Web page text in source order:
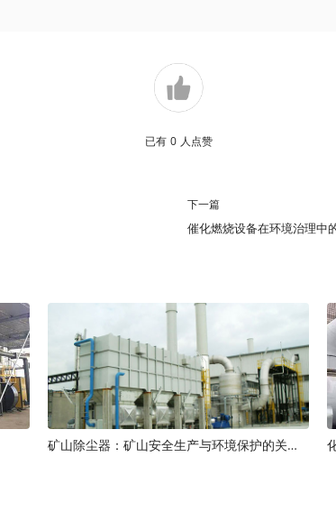
已有 0 人点赞
下一篇
催化燃烧设备在环境治理中
矿山除尘器：矿山安全生产与环境保护的关键装备